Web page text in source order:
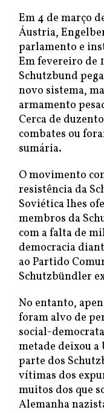
Em 4 de março
Áustria,
parlamento e
Em fevereiro de
Schutzbund
novo sistema,
armamento
Cerca de
combates ou
sumária.
O movimento
resistência da
Soviética lhes
membros da
com a falta de
democracia
ao Partido
Schutzbündler
No entanto,
foram alvo de
social-
metade deixou a
parte dos
vítimas dos
muitos dos que
Alemanha